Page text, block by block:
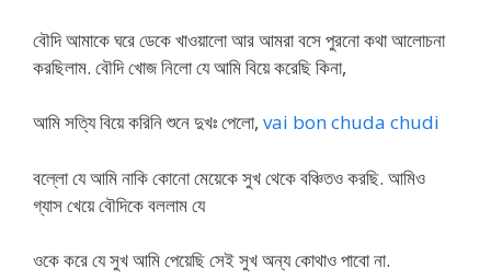
বৌদি আমাকে ঘরে ডেকে খাওয়ালো আর আমরা বসে পুরনো কথা আলোচনা
করছিলাম. বৌদি খোজ নিলো যে আমি বিয়ে করেছি কিনা,
আমি সত্যি বিয়ে করিনি শুনে দুখঃ পেলো, vai bon chuda chudi
বল্লো যে আমি নাকি কোনো মেয়েকে সুখ থেকে বঞ্চিতও করছি. আমিও
গ্যাস খেয়ে বৌদিকে বললাম যে
ওকে করে যে সুখ আমি পেয়েছি সেই সুখ অন্য কোথাও পাবো না.